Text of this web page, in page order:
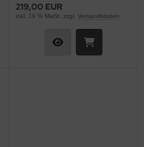
219,00 EUR
inkl. 19 % MwSt. zzgl. Versandkosten